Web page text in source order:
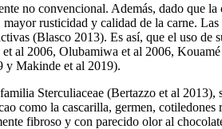
no convencional. Además, dado que
rusticidad y calidad de la carne.
(Blasco 2013). Es así, que el uso
2006, Olubamiwa et al 2006,
y Makinde et al 2019).
Sterculiaceae (Bertazzo et al 2013),
como la cascarilla, germen,
fibroso y con parecido olor al